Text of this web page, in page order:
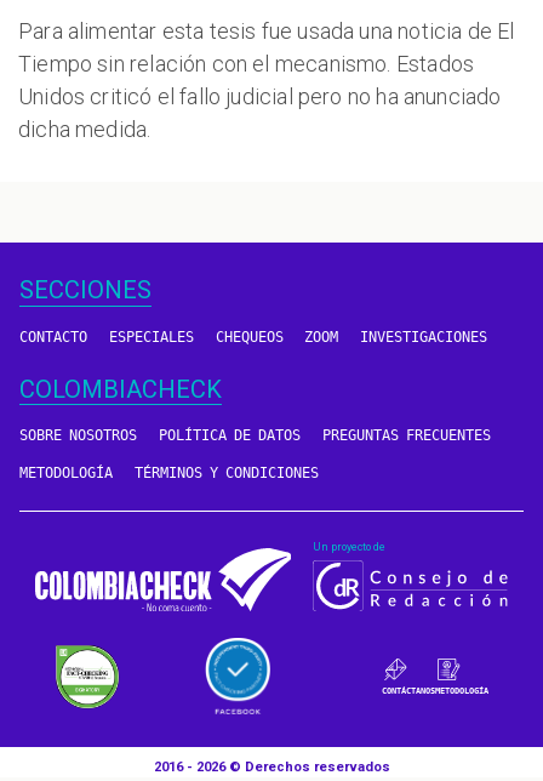
Para alimentar esta tesis fue usada una noticia de El
Tiempo sin relación con el mecanismo. Estados
Unidos criticó el fallo judicial pero no ha anunciado
dicha medida.
SECCIONES
CONTACTO ESPECIALES CHEQUEOS ZOOM INVESTIGACIONES
COLOMBIACHECK
SOBRE NOSOTROS POLÍTICA DE DATOS PREGUNTAS FRECUENTES
METODOLOGÍA TÉRMINOS Y CONDICIONES
Un proyecto de
CONTÁCTANOSMETODOLOGÍA
2016 - 2026 © Derechos reservados